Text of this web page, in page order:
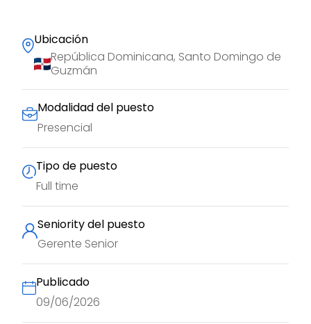
Ubicación
República Dominicana, Santo Domingo de
Guzmán
Modalidad del puesto
Presencial
Tipo de puesto
Full time
Seniority del puesto
Gerente Senior
Publicado
09/06/2026